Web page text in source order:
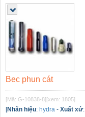
Bec phun cát
[Mã: G-10838-8][xem: 1805]
[Nhãn hiệu: hydra - Xuất xứ: